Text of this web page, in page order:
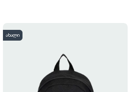
ახალი